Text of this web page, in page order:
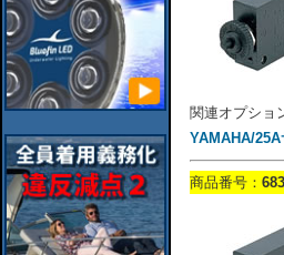
関連オプショ
YAMAHA/
商品番号：